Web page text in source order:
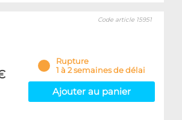
Code article 15951
Rupture
1 à 2 semaines de délai
Ajouter au panier